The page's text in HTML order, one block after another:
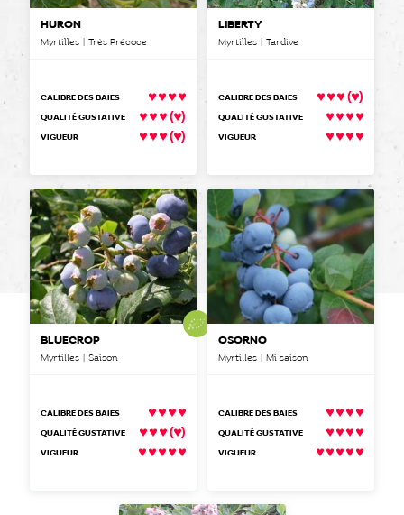
HURON
Myrtilles | Très Précoce
CALIBRE DES BAIES
QUALITÉ GUSTATIVE ( )
VIGUEUR ( )
LIBERTY
Myrtilles | Tardive
CALIBRE DES BAIES ( )
QUALITÉ GUSTATIVE
VIGUEUR
BLUECROP
Myrtilles | Saison
CALIBRE DES BAIES
QUALITÉ GUSTATIVE ( )
VIGUEUR
OSORNO
Myrtilles | Mi saison
CALIBRE DES BAIES
QUALITÉ GUSTATIVE
VIGUEUR